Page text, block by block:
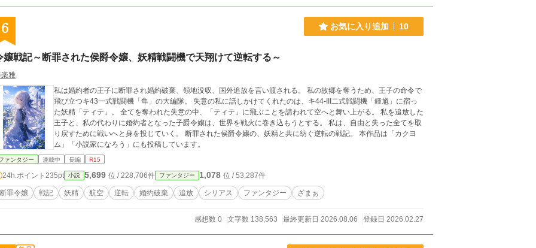
6 お気に入り追加 10
嬢戦記～断罪された侯爵令嬢、妖精戦闘機で天翔けて逆転する～
雅
私は婚約者の王子に断罪され婚約破棄、領地没収、国外追放を言い渡される。 私の故郷を奪うため、王子の命令で
飛び立つキ43一式戦闘機「隼」の大編隊。 失意の私に話しかけてくれたのは、キ44-III二式戦闘機「鍾馗」に宿っ
た妖精「ティテ」。 全てを奪われた失意の中、「ティテ」に飛ぶことを請われて空へと舞い上がる。 私を追放した
王子と、私の代わりに婚約者となった子爵令嬢は、世界を戦火に巻き込もうとする。 私は、自由と失った全てを取
り戻すために戦いへと身を投じていく。 断罪された侯爵令嬢の、妖精と共に紡ぐ逆転の戦記。 本作品は「カクヨ
ム」「小説家になろう」にも投稿しています。
ァンタジー 連載中 長編 R15
24h.ポイント 235pt 小説 5,699 位 / 228,706件 ファンタジー 1,078 位 / 53,287件
断罪令嬢 戦記 妖精 航空 逆転 婚約破棄 追放 シリアス ファンタジー ざまぁ
感想数 0 文字数 138,563 最終更新日 2026.08.06 登録日 2026.02.27